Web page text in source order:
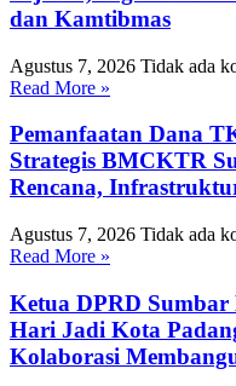
dan Kamtibmas
Agustus 7, 2026 Tidak ada
Read More »
Pemanfaatan Dana
Strategis BMCKTR
Rencana,
Agustus 7, 2026 Tidak ada
Read More »
Ketua DPRD
Hari Jadi Kota
Kolaborasi